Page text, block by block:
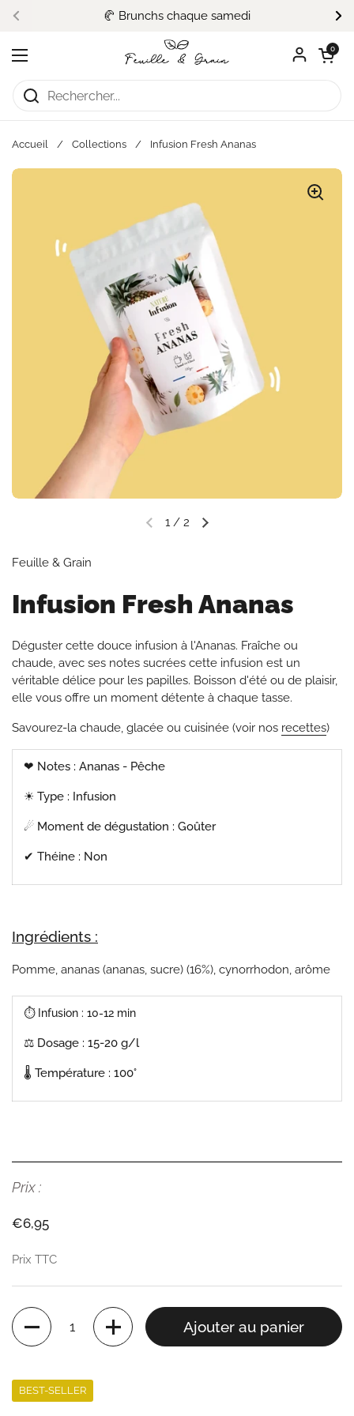
Passer au contenu
Précédent
🥐 Brunchs chaque samedi
Ouvrir le menu
Ouvrir le
0
Accueil / Collections / Infusion Fresh Ananas
Diapositive précédente
Diapositive suivante
1 / 2
Feuille & Grain
Infusion Fresh Ananas
Déguster cette douce infusion à l'Ananas. Fraîche ou
chaude, avec ses notes sucrées cette infusion est un
véritable délice pour les papilles. Boisson d'été ou de plaisir,
elle vous offre un moment détente à chaque tasse.
Savourez-la chaude, glacée ou cuisinée (voir nos recettes)
❤ Notes : Ananas - Pêche
☀︎ Type : Infusion
☄ Moment de dégustation : Goûter
✔︎ Théine : Non
Ingrédients :
Pomme, ananas (ananas, sucre) (16%), cynorrhodon, arôme
⏱︎ Infusion : 10-12 min
⚖︎ Dosage : 15-20 g/l
🌡 Température : 100°
Prix :
Prix:
€6,95
Prix TTC
Quantité
Ajouter au panier
BEST-SELLER